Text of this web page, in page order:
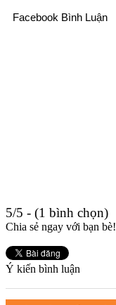
Facebook Bình Luận
5/5 - (1 bình chọn)
Chia sẻ ngay với bạn bè!
Ý kiến bình luận